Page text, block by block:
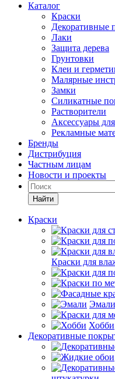
Каталог
Краски
Декоративные
Лаки
Защита дерева
Грунтовки
Клеи и
Малярные
Замки
Силикатные
Растворители
Аксессуары
Рекламные
Бренды
Дистрибуция
Частным лицам
Новости и проекты
Найти
Краски
Краски для
Эмали
Хобби
Декоративные